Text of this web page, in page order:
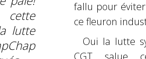
lutte
fallu pour
ce fleuron
Oui la lutte